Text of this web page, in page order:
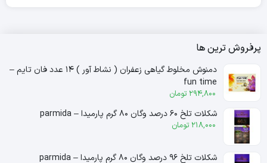
پرفروش ترین ها
دمنوش مخلوط گیاهی زعفران ( نشاط آور ) ۱۴ عدد فان تایم –
fun time
294,800 تومان
شکلات تلخ ۶۰ درصد وگان ۸۰ گرم پارمیدا – parmida
218,000 تومان
شکلات تلخ ۹۶ درصد وگان ۸۰ گرم پارمیدا – parmida